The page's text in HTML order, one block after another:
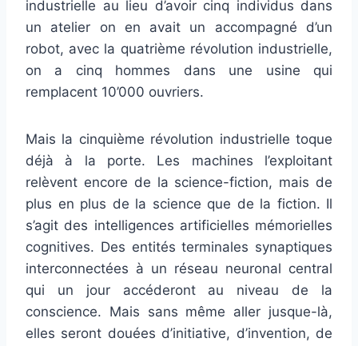
industrielle au lieu d’avoir cinq individus dans
un atelier on en avait un accompagné d’un
robot, avec la quatrième révolution industrielle,
on a cinq hommes dans une usine qui
remplacent 10’000 ouvriers.
Mais la cinquième révolution industrielle toque
déjà à la porte. Les machines l’exploitant
relèvent encore de la science-fiction, mais de
plus en plus de la science que de la fiction. Il
s’agit des intelligences artificielles mémorielles
cognitives. Des entités terminales synaptiques
interconnectées à un réseau neuronal central
qui un jour accéderont au niveau de la
conscience. Mais sans même aller jusque-là,
elles seront douées d’initiative, d’invention, de